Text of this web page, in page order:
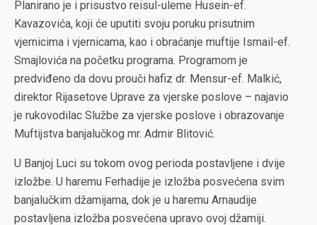
Planirano je i prisustvo reisul-uleme Husein-ef.
Kavazovića, koji će uputiti svoju poruku prisutnim
vjernicima i vjernicama, kao i obraćanje muftije Ismail-ef.
Smajlovića na početku programa. Programom je
predviđeno da dovu prouči hafiz dr. Mensur-ef. Malkić,
direktor Rijasetove Uprave za vjerske poslove – najavio
je rukovodilac Službe za vjerske poslove i obrazovanje
Muftijstva banjalučkog mr. Admir Blitović.
U Banjoj Luci su tokom ovog perioda postavljene i dvije
izložbe. U haremu Ferhadije je izložba posvećena svim
banjalučkim džamijama, dok je u haremu Arnaudije
postavljena izložba posvećena upravo ovoj džamiji.